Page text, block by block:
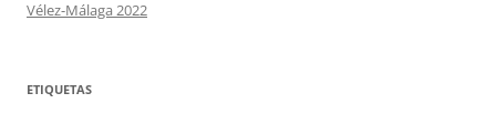
Vélez-Málaga 2022
ETIQUETAS